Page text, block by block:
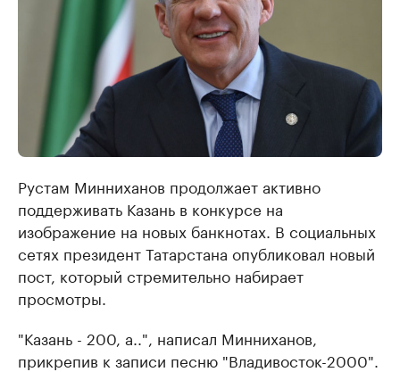
Рустам Минниханов продолжает активно
поддерживать Казань в конкурсе на
изображение на новых банкнотах. В социальных
сетях президент Татарстана опубликовал новый
пост, который стремительно набирает
просмотры.
"Казань - 200, а..", написал Минниханов,
прикрепив к записи песню "Владивосток-2000".